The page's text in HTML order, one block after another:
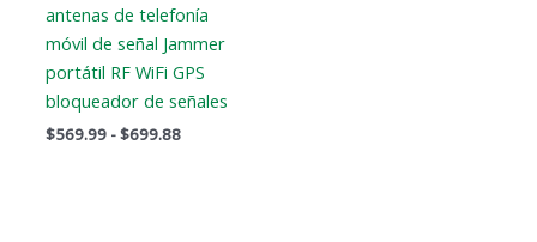
antenas de telefonía
móvil de señal Jammer
portátil RF WiFi GPS
bloqueador de señales
$569.99 -$699.88